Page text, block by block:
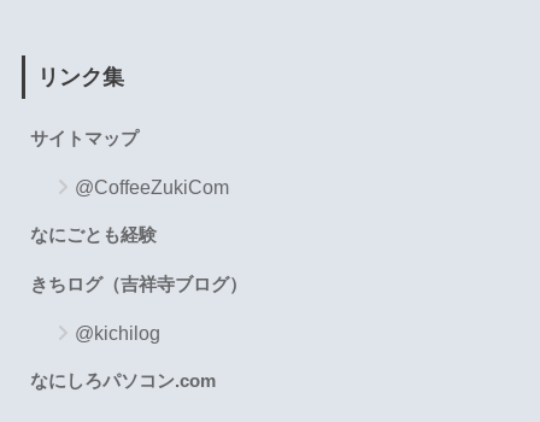
リンク集
サイトマップ
@CoffeeZukiCom
なにごとも経験
きちログ（吉祥寺ブログ）
@kichilog
なにしろパソコン.com